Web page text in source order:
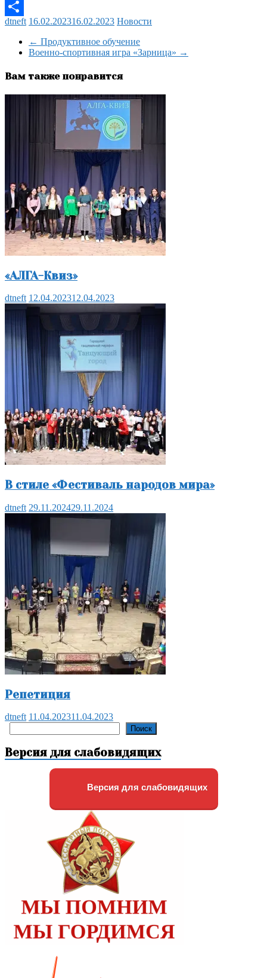
Odnoklassniki
Отправить
dtneft 16.02.202316.02.2023 Новости
← Продуктивное обучение
Военно-спортивная игра «Зарница» →
Вам также понравится
«АЛГА-Квиз»
dtneft 12.04.202312.04.2023
В стиле «Фестиваль народов мира»
dtneft 29.11.202429.11.2024
Репетиция
dtneft 11.04.202311.04.2023
Поиск
Версия для слабовидящих
Версия для слабовидящих